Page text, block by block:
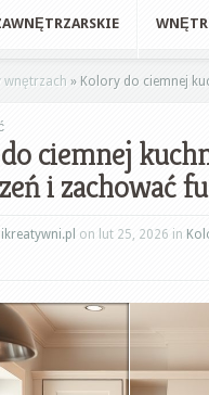
wnętrzach » Kolory do ciemnej
ciemnej
i zachować
on lut 25, 2026 in